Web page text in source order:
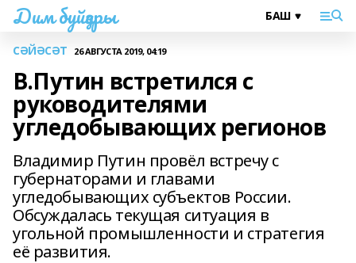
Дим буйҙары
СӘЙӘСӘТ 26 АВГУСТА 2019, 04:19
В.Путин встретился с
руководителями
угледобывающих регионов
Владимир Путин провёл встречу с
губернаторами и главами
угледобывающих субъектов России.
Обсуждалась текущая ситуация в
угольной промышленности и стратегия
её развития.